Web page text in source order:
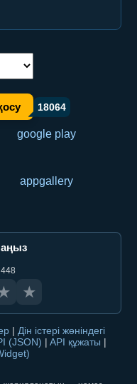
18064
★
| Дін істері жөніндегі
(JSON) | API құжаты |